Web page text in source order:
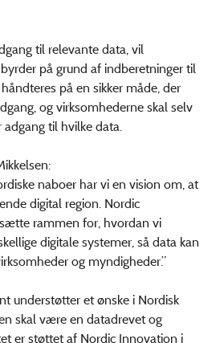
til relevante data, vil
på grund af indberetninger til
på en sikker måde, der
og virksomhederne skal selv
til hvilke data.
naboer har vi en vision om, at
digital region. Nordic
rammen for, hvordan vi
digitale systemer, så data kan
og myndigheder.”
understøtter et ønske i Nordisk
skal være en datadrevet og
er støttet af Nordic Innovation i